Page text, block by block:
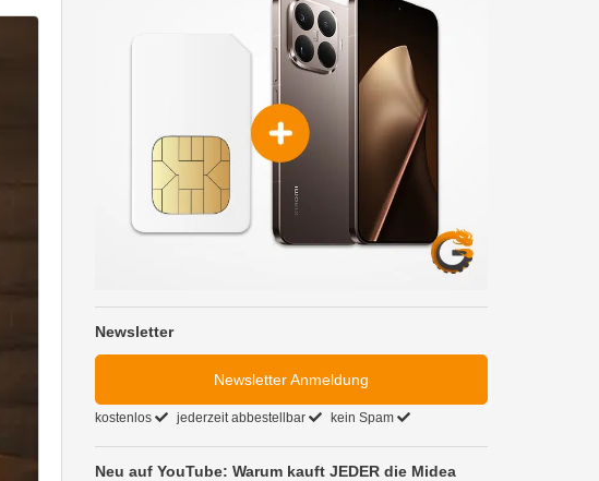
Newsletter
Newsletter Anmeldung
kostenlos jederzeit abbestellbar kein Spam
Neu auf YouTube: Warum kauft JEDER die Midea